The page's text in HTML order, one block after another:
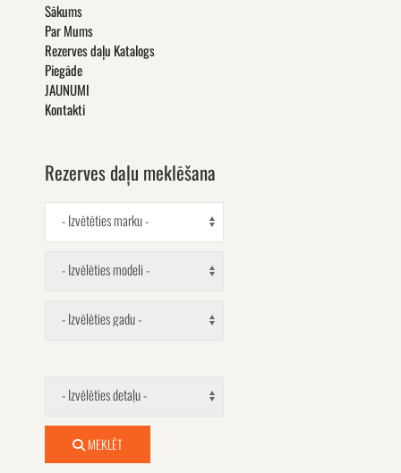
Sākums
Par Mums
Rezerves daļu Katalogs
Piegāde
JAUNUMI
Kontakti
Rezerves daļu meklēšana
- Izvētēties marku -
- Izvēlēties modeli -
- Izvēlēties gadu -
- Izvēlēties detaļu -
MEKLĒT